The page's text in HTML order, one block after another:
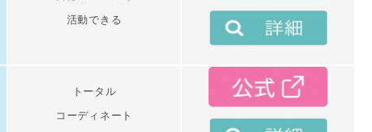
活動できる
トータル
コーディネート